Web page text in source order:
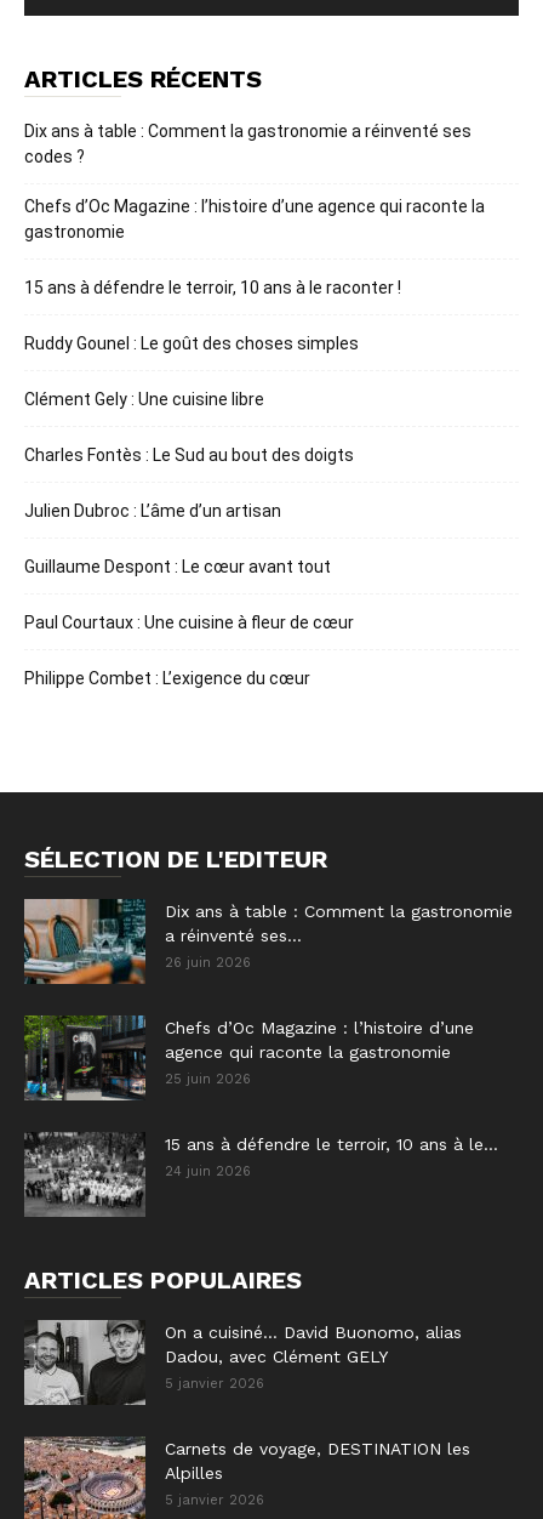
ARTICLES RÉCENTS
Dix ans à table : Comment la gastronomie a réinventé ses
codes ?
Chefs d’Oc Magazine : l’histoire d’une agence qui raconte la
gastronomie
15 ans à défendre le terroir, 10 ans à le raconter !
Ruddy Gounel : Le goût des choses simples
Clément Gely : Une cuisine libre
Charles Fontès : Le Sud au bout des doigts
Julien Dubroc : L’âme d’un artisan
Guillaume Despont : Le cœur avant tout
Paul Courtaux : Une cuisine à fleur de cœur
Philippe Combet : L’exigence du cœur
SÉLECTION DE L'EDITEUR
Dix ans à table : Comment la gastronomie
a réinventé ses...
26 juin 2026
Chefs d’Oc Magazine : l’histoire d’une
agence qui raconte la gastronomie
25 juin 2026
15 ans à défendre le terroir, 10 ans à le...
24 juin 2026
ARTICLES POPULAIRES
On a cuisiné… David Buonomo, alias
Dadou, avec Clément GELY
5 janvier 2026
Carnets de voyage, DESTINATION les
Alpilles
5 janvier 2026